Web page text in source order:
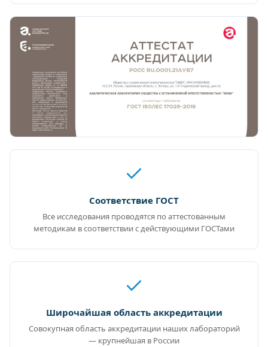
Соответствие ГОСТ
Все исследования проводятся по аттестованным
методикам в соответствии с действующими ГОСТами
Широчайшая область аккредитации
Совокупная область аккредитации наших лабораторий
— крупнейшая в России